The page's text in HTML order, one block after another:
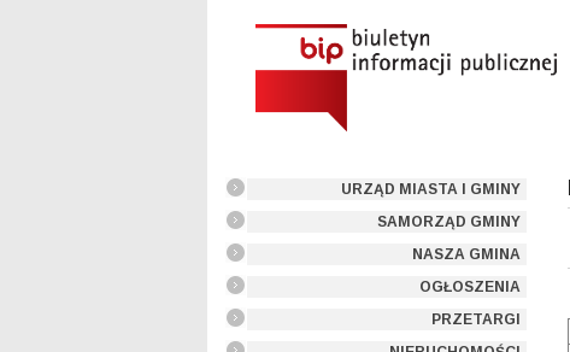
URZĄD MIASTA I GMINY
SAMORZĄD GMINY
NASZA GMINA
OGŁOSZENIA
PRZETARGI